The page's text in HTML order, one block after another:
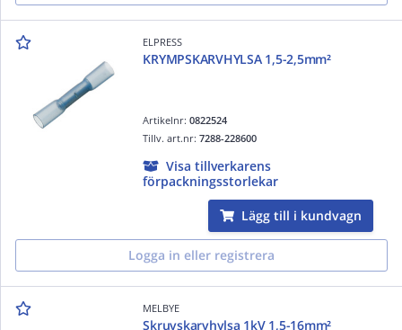
ELPRESS
KRYMPSKARVHYLSA 1,5-2,5mm²
Artikelnr:0822524
Tillv. art.nr:7288-228600
Visa tillverkarens
förpackningsstorlekar
Lägg till i kundvagn
Logga in eller registrera
MELBYE
Skruvskarvhylsa 1kV 1,5-16mm²